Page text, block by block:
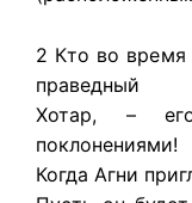
2 Кто во время
праведный
Хотар, –
поклонениями!
Когда Агни